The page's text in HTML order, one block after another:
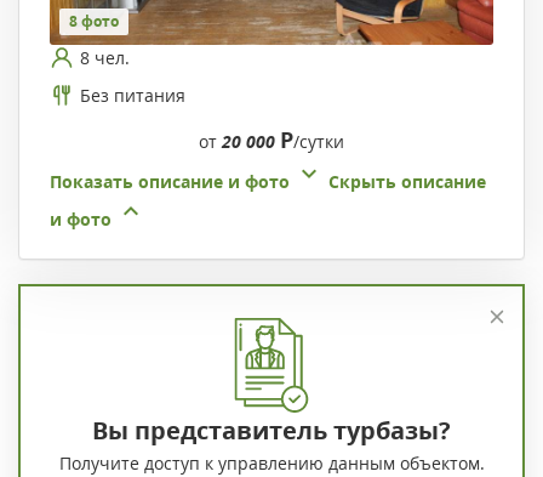
8 фото
8 чел.
Без питания
от20 000 Р/сутки
Показать описание и фото
Скрыть описание
и фото
Вы представитель турбазы?
Получите доступ к управлению данным объектом.